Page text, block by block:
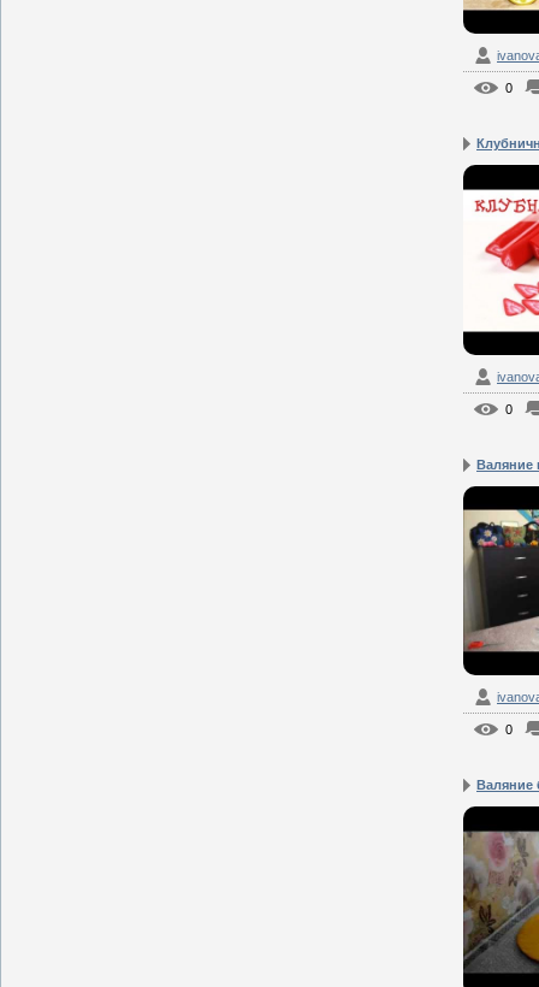
0
0
Валяние
0
Валяние